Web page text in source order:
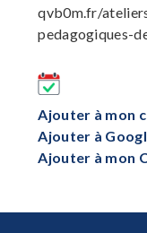
qvb0m.fr/
pedagogiques-
Ajouter à mon
Ajouter à
Ajouter à mon